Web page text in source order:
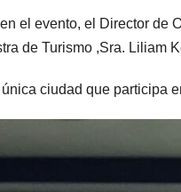
el evento, el Director de
de Turismo ,Sra. Liliam
ciudad que participa